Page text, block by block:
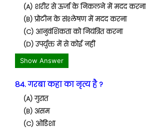
(A) शरीर से ऊर्जा के निकलने में मदद करना
(B) प्रोटीन के संश्लेषण में मदद करना
(C) आनुवंशिकता को नियंत्रित करना
(D) उपर्युक्त में से कोई नहीं
Show Answer
84. गरबा कहा का नृत्य है ?
(A) गुरात
(B) असम
(C) ओडिशा